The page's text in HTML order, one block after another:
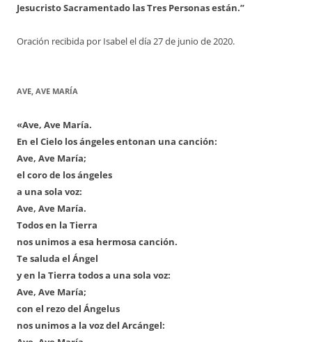
Jesucristo Sacramentado las Tres Personas están.”
Oración recibida por Isabel el día 27 de junio de 2020.
AVE, AVE MARÍA
«Ave, Ave María.
En el Cielo los ángeles entonan una canción:
Ave, Ave María;
el coro de los ángeles
a una sola voz:
Ave, Ave María.
Todos en la Tierra
nos unimos a esa hermosa canción.
Te saluda el Ángel
y en la Tierra todos a una sola voz:
Ave, Ave María;
con el rezo del Ángelus
nos unimos a la voz del Arcángel: